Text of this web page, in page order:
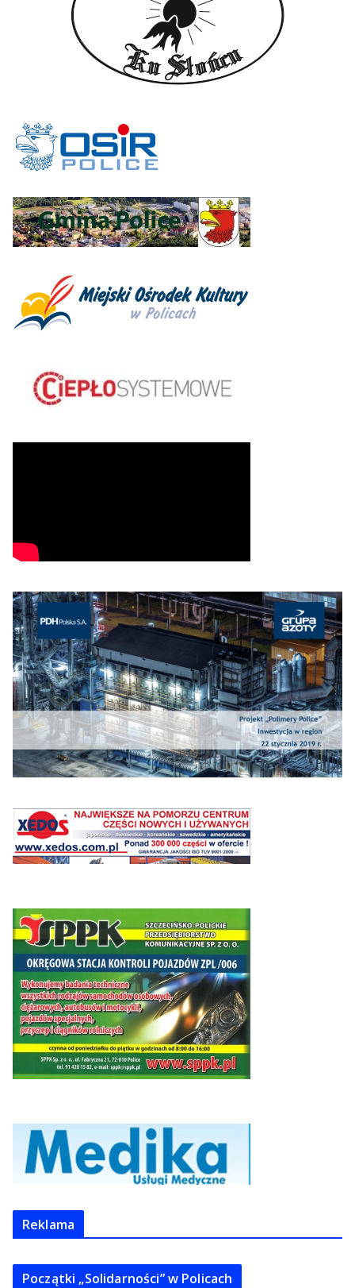
Reklama
Początki „Solidarności” w Policach